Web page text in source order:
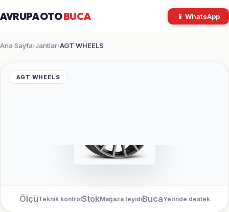
AVRUPA OTOBUCA 📱 WhatsApp
Ana Sayfa›Jantlar›AGT WHEELS
AGT WHEELS
ÖlçüTeknik kontrolStokMağaza teyidiBucaYerinde destek